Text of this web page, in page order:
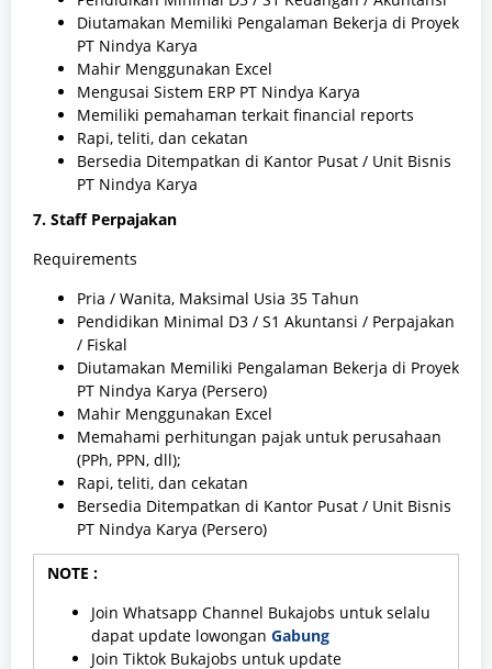
Diutamakan Memiliki Pengalaman Bekerja di Proyek
PT Nindya Karya
Mahir Menggunakan Excel
Mengusai Sistem ERP PT Nindya Karya
Memiliki pemahaman terkait financial reports
Rapi, teliti, dan cekatan
Bersedia Ditempatkan di Kantor Pusat / Unit Bisnis
PT Nindya Karya
7. Staff Perpajakan
Requirements
Pria / Wanita, Maksimal Usia 35 Tahun
Pendidikan Minimal D3 / S1 Akuntansi / Perpajakan
/ Fiskal
Diutamakan Memiliki Pengalaman Bekerja di Proyek
PT Nindya Karya (Persero)
Mahir Menggunakan Excel
Memahami perhitungan pajak untuk perusahaan
(PPh, PPN, dll);
Rapi, teliti, dan cekatan
Bersedia Ditempatkan di Kantor Pusat / Unit Bisnis
PT Nindya Karya (Persero)
NOTE :
Join Whatsapp Channel Bukajobs untuk selalu
dapat update lowongan Gabung
Join Tiktok Bukajobs untuk update